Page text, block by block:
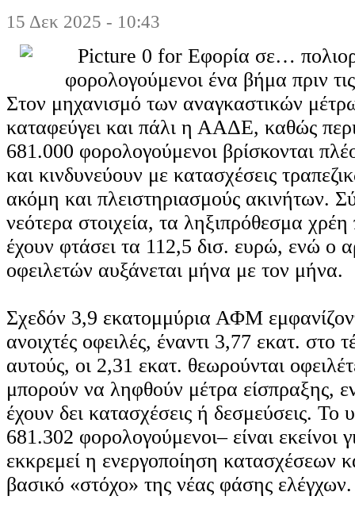
15 Δεκ 2025 - 10:43
Στον μηχανισμό των αναγκαστικών
καταφεύγει και πάλι η ΑΑΔΕ, καθώς
681.000 φορολογούμενοι βρίσκονται
και κινδυνεύουν με κατασχέσεις
ακόμη και πλειστηριασμούς ακινήτων.
νεότερα στοιχεία, τα ληξιπρόθεσμα
έχουν φτάσει τα 112,5 δισ. ευρώ, ενώ ο
οφειλετών αυξάνεται μήνα με τον μήνα.
Σχεδόν 3,9 εκατομμύρια ΑΦΜ
ανοιχτές οφειλές, έναντι 3,77 εκατ. στο
αυτούς, οι 2,31 εκατ. θεωρούνται
μπορούν να ληφθούν μέτρα είσπραξης,
έχουν δει κατασχέσεις ή δεσμεύσεις. Το
681.302 φορολογούμενοι– είναι εκείνοι
εκκρεμεί η ενεργοποίηση κατασχέσεων
βασικό «στόχο» της νέας φάσης ελέγχων.